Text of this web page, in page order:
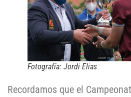
Fotografía: Jordi Elias
Recordamos que el